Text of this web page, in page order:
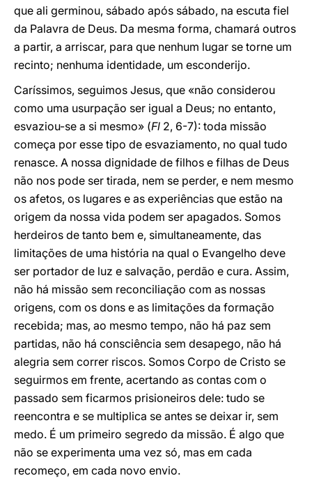
que ali germinou, sábado após sábado, na escuta fiel
da Palavra de Deus. Da mesma forma, chamará outros
a partir, a arriscar, para que nenhum lugar se torne um
recinto; nenhuma identidade, um esconderijo.
Caríssimos, seguimos Jesus, que «não considerou
como uma usurpação ser igual a Deus; no entanto,
esvaziou-se a si mesmo» (Fl 2, 6-7): toda missão
começa por esse tipo de esvaziamento, no qual tudo
renasce. A nossa dignidade de filhos e filhas de Deus
não nos pode ser tirada, nem se perder, e nem mesmo
os afetos, os lugares e as experiências que estão na
origem da nossa vida podem ser apagados. Somos
herdeiros de tanto bem e, simultaneamente, das
limitações de uma história na qual o Evangelho deve
ser portador de luz e salvação, perdão e cura. Assim,
não há missão sem reconciliação com as nossas
origens, com os dons e as limitações da formação
recebida; mas, ao mesmo tempo, não há paz sem
partidas, não há consciência sem desapego, não há
alegria sem correr riscos. Somos Corpo de Cristo se
seguirmos em frente, acertando as contas com o
passado sem ficarmos prisioneiros dele: tudo se
reencontra e se multiplica se antes se deixar ir, sem
medo. É um primeiro segredo da missão. É algo que
não se experimenta uma vez só, mas em cada
recomeço, em cada novo envio.